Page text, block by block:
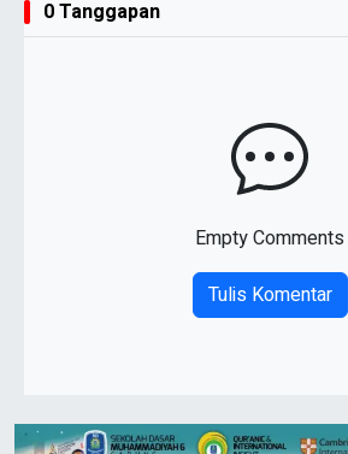
0 Tanggapan
Empty Comments
Tulis Komentar